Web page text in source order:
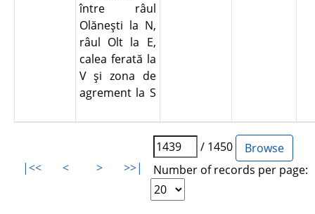
între râul
Olăneşti la N,
râul Olt la E,
calea ferată la
V şi zona de
agrement la S
|<< < > >>|
/ 1450
Number of records per page: